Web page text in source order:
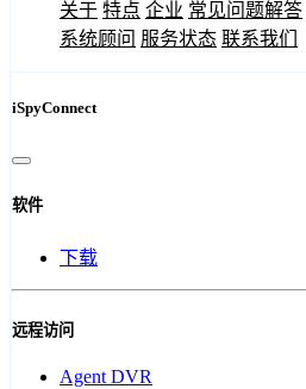
关于 特点 企业 常见问题解答
系统顾问 服务状态 联系我们
iSpyConnect
软件
下载
远程访问
Agent DVR